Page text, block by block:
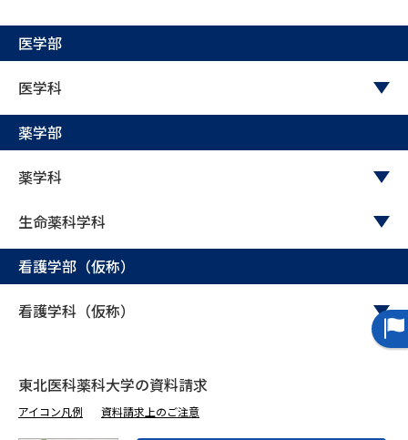
新学年スタート号特集ページ
SELFBRAND特集ページ
来場型・Web型イベント特集
志望校・出願校を調べる
医学部
医学科
薬学部
薬学科
生命薬科学科
看護学部（仮称）
看護学科（仮称）
東北医科薬科大学の資料請求
アイコン凡例 資料請求上のご注意